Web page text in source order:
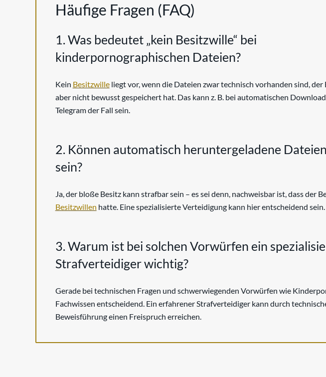
Häufige Fragen (FAQ)
1. Was bedeutet „kein Besitzwille“ bei
kinderpornographischen Dateien?
Kein Besitzwilleliegt vor, wenn die Dateien zwar technisch vorhanden sind, der
aber nicht bewusst gespeichert hat. Das kann z. B. bei automatischen
Telegram der Fall sein.
2. Können automatisch heruntergeladene
sein?
Ja, der bloße Besitz kann strafbar sein – es sei denn, nachweisbar ist, dass der
Besitzwillen hatte. Eine spezialisierte Verteidigung kann hier entscheidend sein.
3. Warum ist bei solchen Vorwürfen ein
Strafverteidiger wichtig?
Gerade bei technischen Fragen und schwerwiegenden Vorwürfen wie
Fachwissen entscheidend. Ein erfahrener Strafverteidiger kann durch
Beweisführung einen Freispruch erreichen.